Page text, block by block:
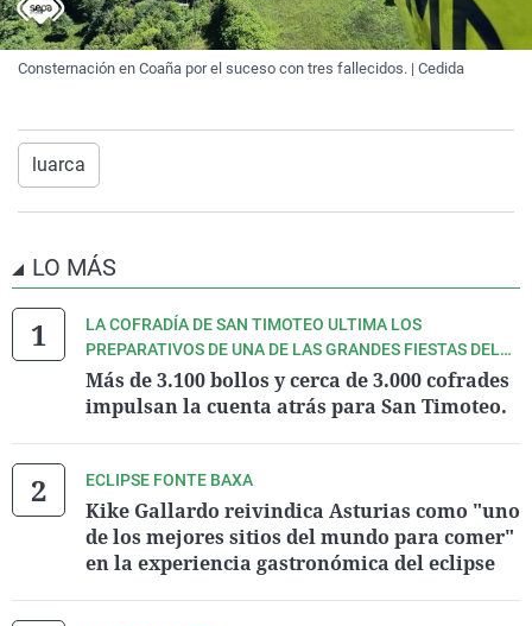
Consternación en Coaña por el suceso con tres fallecidos. | Cedida
luarca
LO MÁS
LA COFRADÍA DE SAN TIMOTEO ULTIMA LOS
PREPARATIVOS DE UNA DE LAS GRANDES FIESTAS DEL
VERANO ASTURIANO.
Más de 3.100 bollos y cerca de 3.000 cofrades
impulsan la cuenta atrás para San Timoteo.
ECLIPSE FONTE BAXA
Kike Gallardo reivindica Asturias como "uno
de los mejores sitios del mundo para comer"
en la experiencia gastronómica del eclipse